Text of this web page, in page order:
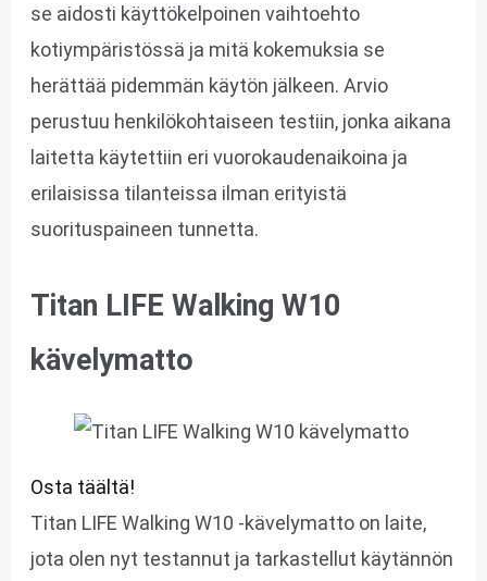
se aidosti käyttökelpoinen vaihtoehto
kotiympäristössä ja mitä kokemuksia se
herättää pidemmän käytön jälkeen. Arvio
perustuu henkilökohtaiseen testiin, jonka aikana
laitetta käytettiin eri vuorokaudenaikoina ja
erilaisissa tilanteissa ilman erityistä
suorituspaineen tunnetta.
Titan LIFE Walking W10
kävelymatto
Osta täältä!
Titan LIFE Walking W10 -kävelymatto on laite,
jota olen nyt testannut ja tarkastellut käytännön